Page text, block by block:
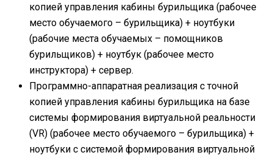
копией управления кабины бурильщика (рабочее
место обучаемого – бурильщика) + ноутбуки
(рабочие места обучаемых – помощников
бурильщиков) + ноутбук (рабочее место
инструктора) + сервер.
Программно-аппаратная реализация с точной
копией управления кабины бурильщика на базе
системы формирования виртуальной реальности
(VR) (рабочее место обучаемого – бурильщика) +
ноутбуки с системой формирования виртуальной